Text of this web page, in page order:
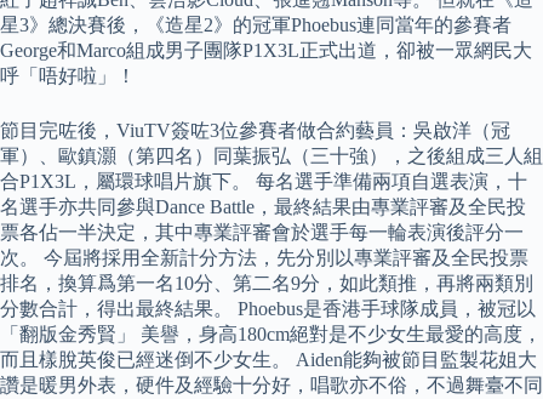
星3》總決賽後，《造星2》的冠軍Phoebus連同當年的參賽者
George和Marco組成男子團隊P1X3L正式出道，卻被一眾網民大
呼「唔好啦」！
節目完咗後，ViuTV簽咗3位參賽者做合約藝員：吳啟洋（冠
軍）、歐鎮灝（第四名）同葉振弘（三十強），之後組成三人組
合P1X3L，屬環球唱片旗下。 每名選手準備兩項自選表演，十
名選手亦共同參與Dance Battle，最終結果由專業評審及全民投
票各佔一半決定，其中專業評審會於選手每一輪表演後評分一
次。 今屆將採用全新計分方法，先分別以專業評審及全民投票
排名，換算爲第一名10分、第二名9分，如此類推，再將兩類別
分數合計，得出最終結果。 Phoebus是香港手球隊成員，被冠以
「翻版金秀賢」 美譽，身高180cm絕對是不少女生最愛的高度，
而且樣脫英俊已經迷倒不少女生。 Aiden能夠被節目監製花姐大
讚是暖男外表，硬件及經驗十分好，唱歌亦不俗，不過舞臺不同